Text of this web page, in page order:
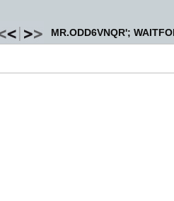
MR.ODD6VNQR';